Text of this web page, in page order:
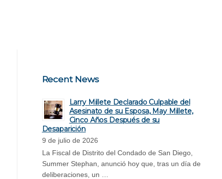
Recent News
Larry Millete Declarado Culpable del
Asesinato de su Esposa, May Millete,
Cinco Años Después de su
Desaparición
9 de julio de 2026
La Fiscal de Distrito del Condado de San Diego,
Summer Stephan, anunció hoy que, tras un día de
deliberaciones, un …